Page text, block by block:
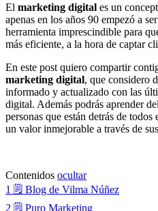
El marketing digital es un
apenas en los años 90 empezó a
herramienta imprescindible para
más eficiente, a la hora de captar
En este post quiero compartir
marketing digital, que considero
informado y actualizado con las
digital. Además podrás aprender
personas que están detrás de
un valor inmejorable a través de
Contenidos ocultar
1 🗒 Blog de Vilma Núñez
2 🗒 Puro Marketing